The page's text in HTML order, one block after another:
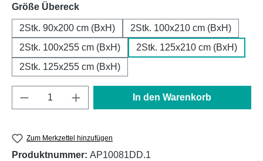
Größe Übereckauswählen
2Stk. 90x200 cm (BxH)
2Stk. 100x210 cm (BxH)
2Stk. 100x255 cm (BxH)
2Stk. 125x210 cm (BxH)
2Stk. 125x255 cm (BxH)
Produkt Anzahl: Gib den gewünschten
In den Warenkorb
Zum Merkzettel hinzufügen
Produktnummer: AP10081DD.1